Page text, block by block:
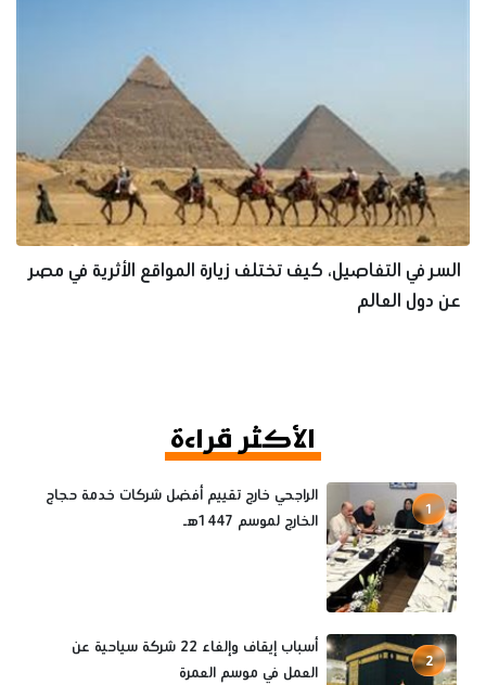
السر في التفاصيل، كيف تختلف زيارة المواقع الأثرية في مصر
عن دول العالم
الأكثر قراءة
1
الراجحي خارج تقييم أفضل شركات خدمة حجاج
الخارج لموسم 1447هـ
2
أسباب إيقاف وإلغاء 22 شركة سياحية عن
العمل في موسم العمرة